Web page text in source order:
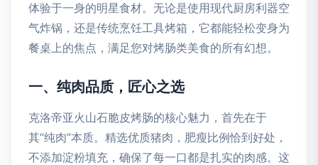
体验于一身的明星食材。无论是使用现代厨房利器空
气炸锅，还是传统烹饪工具烤箱，它都能轻松变身为
餐桌上的焦点，满足您对烤肠类美食的所有幻想。
一、纯肉品质，匠心之选
克洛帝亚火山石脆皮烤肠的核心魅力，首先在于
其“纯肉”本质。精选优质猪肉，肥瘦比例恰到好处，
不添加淀粉填充，确保了每一口都是扎实的肉感。这